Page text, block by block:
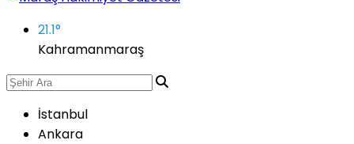
21.1°
Kahramanmaraş
İstanbul
Ankara